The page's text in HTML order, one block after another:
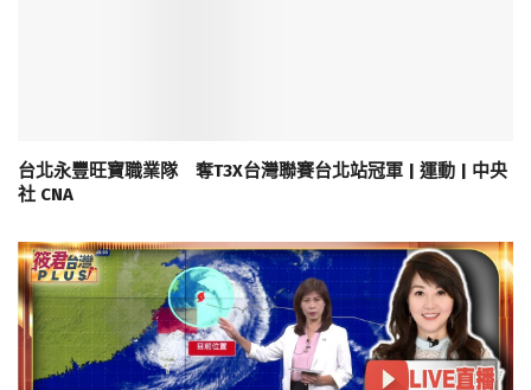
台北永豐旺寶職業隊 奪T3X台灣聯賽台北站冠軍 | 運動 | 中央
社 CNA